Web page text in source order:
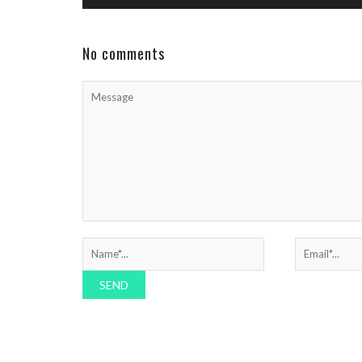
Vergangenheit Robert Habeck ist ein Politiker,
No comments